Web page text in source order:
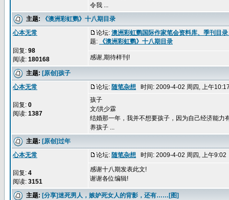
令我 ...
主题:
《澳洲彩虹鹦》十八期目录
心本无常
回复: 98
阅读: 180168
论坛: 澳洲彩虹鹦国际作家笔会资料库、季刊目
题:
《澳洲彩虹鹦》十八期目录
感谢,期待样刊!
主题: [原创]孩子
心本无常
回复: 0
阅读: 1387
论坛: 随笔杂想 时间: 2009-4-02 周四, 上午
孩子
文/洪少霖
结婚那一年，我并不想要孩子，因为自己经济能
养孩子 ...
主题: [原创]过年
心本无常
回复: 4
阅读: 3151
论坛: 随笔杂想 时间: 2009-4-02 周四, 上午
感谢十八期发表此文!
谢谢各位编辑!
主题: [分享]迷死男人，嫉妒死女人的背影，还有……[图]